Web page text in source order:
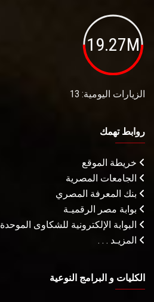
19.27M
الزيارات اليومية: 13
روابط تهمك
خريطة الموقع
الجامعات المصرية
بنك المعرفة المصري
بوابة مصر الرقميـة
البوابة الإلكترونية للشكاوى الموحدة
المزيـد . . .
الكليات و البرامج النوعية